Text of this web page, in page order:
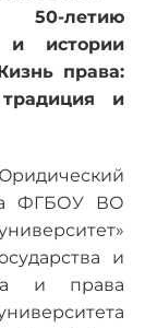
50-летию
и истории
права:
и
ФГБОУ ВО
и
и права